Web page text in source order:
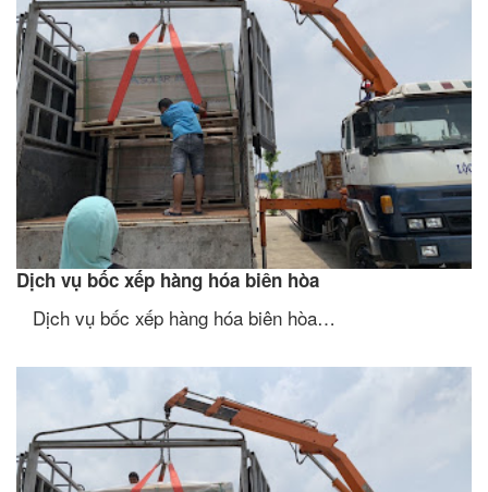
Dịch vụ bốc xếp hàng hóa biên hòa
Dịch vụ bốc xếp hàng hóa biên hòa…